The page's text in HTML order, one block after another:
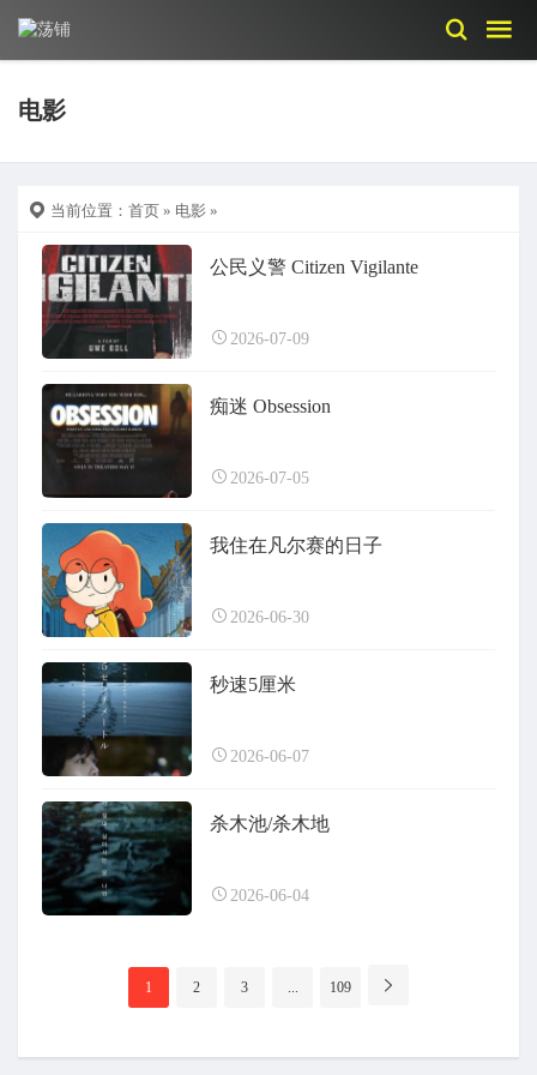
电影
当前位置： 首页 » 电影 »
公民义警 Citizen Vigilante
2026-07-09
痴迷 Obsession
2026-07-05
我住在凡尔赛的日子
2026-06-30
秒速5厘米
2026-06-07
杀木池/杀木地
2026-06-04
航
1 2 3 ... 109